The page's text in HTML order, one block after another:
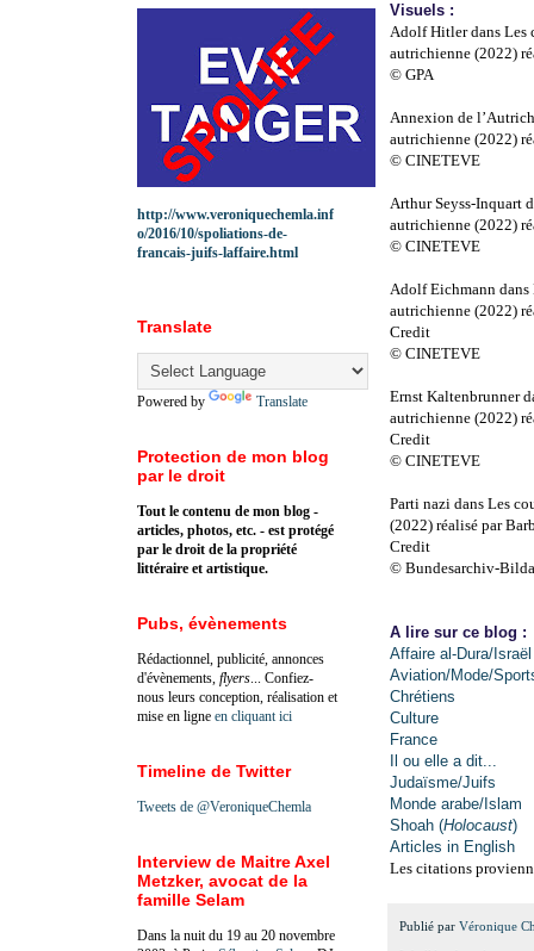
Visuels :
Adolf Hitler dans Les
autrichienne (2022)
© GPA
Annexion de
autrichienne (2022)
© CINETEVE
Arthur Seyss-Inquart
autrichienne (2022)
© CINETEVE
Adolf Eichmann dans
autrichienne (2022)
Credit
© CINETEVE
Ernst Kaltenbrunner
autrichienne (2022)
Credit
© CINETEVE
Parti nazi dans Les
(2022) réalisé par
Credit
© Bundesarchiv-
A lire sur ce blog :
Affaire al-Dura/Israël
Aviation/Mode/
Chrétiens
Culture
France
Il ou elle a dit...
Judaïsme/Juifs
Monde arabe/Islam
Shoah (Holocaust)
Articles in English
Les citations
Publié par Véronique
http://www.veroniquechemla.inf
o/2016/10/spoliations-de-
francais-juifs-laffaire.html
Translate
Powered by Translate
Protection de mon blog
par le droit
Tout le contenu de mon blog -
articles, photos, etc. - est protégé
par le droit de la propriété
littéraire et artistique.
Pubs, évènements
Rédactionnel, publicité, annonces
d'évènements, flyers ... Confiez-
nous leurs conception, réalisation et
mise en ligne en cliquant ici
Timeline de Twitter
Tweets de @VeroniqueChemla
Interview de Maitre Axel
Metzker, avocat de la
famille Selam
Dans la nuit du 19 au 20 novembre